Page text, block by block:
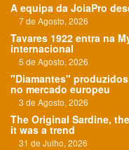
A equipa da JoiaPro
7 de Agosto, 2026
Tavares 1922 entra na
internacional
5 de Agosto, 2026
"Diamantes"
no mercado europeu
3 de Agosto, 2026
The Original Sardine,
it was a trend
31 de Julho, 2026